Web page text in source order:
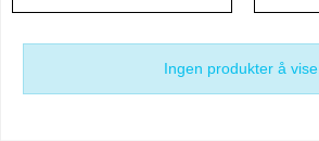
Ingen produkter å vise.